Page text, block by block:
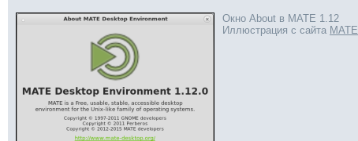
Окно About в MATE 1.12
Иллюстрация с сайта MATE